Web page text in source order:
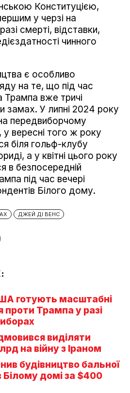
Конституцією,
у черзі на
смерті, відставки,
чинного
є особливо
на те, що під час
Трампа вже тричі
замах. У липні 2024 року
передвиборчому
у вересні того ж року
біля гольф-клубу
а у квітні цього року
в безпосередній
під час вечері
Білого дому.
ДЖЕЙ ДІ ВЕНС
готують масштабні
проти Трампа у разі
виділяти
на війну з Іраном
будівництво бальної
домі за $400